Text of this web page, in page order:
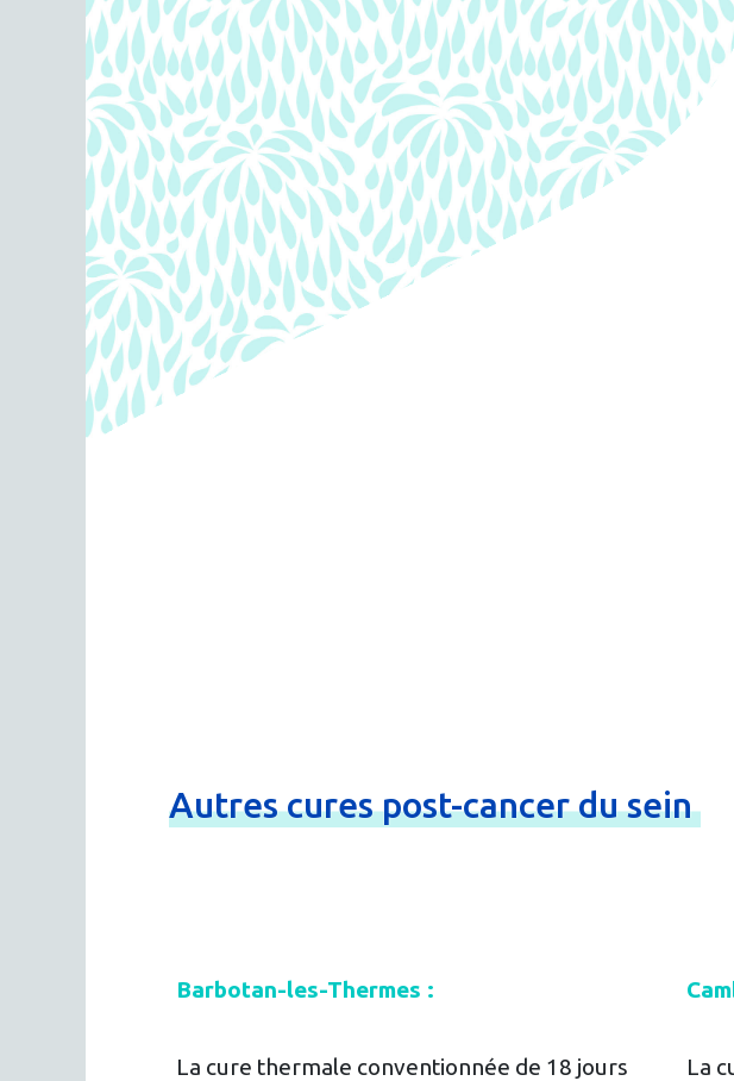
Autrescurespost-cancerdusein
Barbotan-les-Thermes :
La cure thermale conventionnée de 18 jours
La